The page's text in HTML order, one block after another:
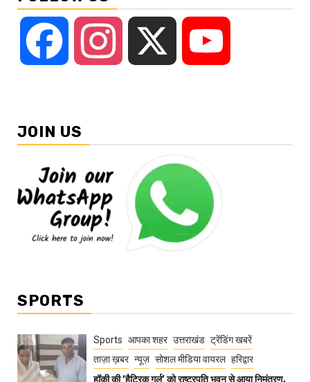
Facebook Instagram
JOIN US
SPORTS
Sports आपका शहर उत्तराखंड ट्रेंडिंग खबरें
ताज़ा ख़बर न्यूज़ सोशल मीडिया वायरल हरिद्वार